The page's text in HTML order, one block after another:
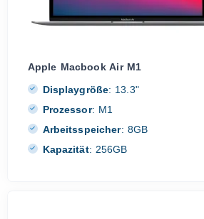
Apple Macbook Air M1
Displaygröße: 13.3"
Prozessor: M1
Arbeitsspeicher: 8GB
Kapazität: 256GB